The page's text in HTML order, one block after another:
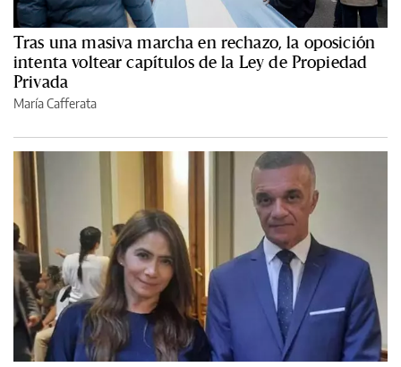
Tras una masiva marcha en rechazo, la oposición
intenta voltear capítulos de la Ley de Propiedad
Privada
María Cafferata